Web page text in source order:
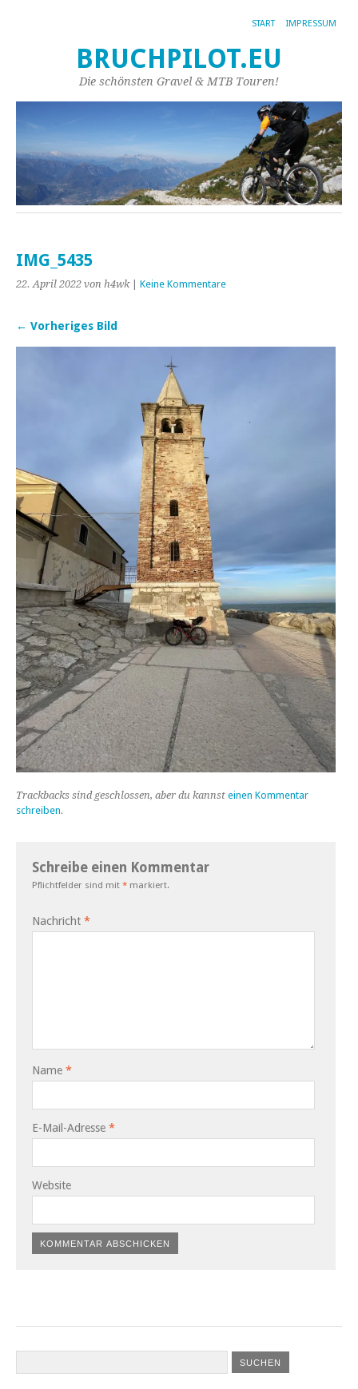
START IMPRESSUM
BRUCHPILOT.EU
Die schönsten Gravel & MTB Touren!
IMG_5435
22. April 2022 von h4wk| Keine Kommentare
← Vorheriges Bild
Trackbacks sind geschlossen, aber du kannst einen Kommentar
schreiben.
Schreibe einen Kommentar
Pflichtfelder sind mit * markiert.
Nachricht *
Name *
E-Mail-Adresse *
Website